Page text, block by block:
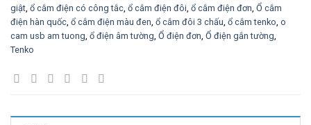
giật ổ cắm điện có công tắc ổ cắm điện đôi ổ cắm điện đơn Ổ cắm
điện hàn quốc ổ cắm điện màu đen ổ cắm đôi 3 chấu ổ cắm tenko o
cam usb am tuong ổ điện âm tường Ổ điện đơn Ổ điện gắn tường
Tenko